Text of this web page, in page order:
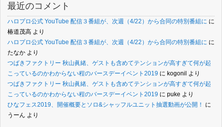
最近のコメント
ハロプロ公式 YouTube 配信３番組が、次週（4/22）から合同の特別番組に に
椿道茂高 より
ハロプロ公式 YouTube 配信３番組が、次週（4/22）から合同の特別番組に に
たなか より
つばきファクトリー 秋山眞緒、ゲストも含めてテンションが高すぎて何が起
こっているのかわからない程のバースデーイベント2019 に kogonil より
つばきファクトリー 秋山眞緒、ゲストも含めてテンションが高すぎて何が起
こっているのかわからない程のバースデーイベント2019 に puke より
ひなフェス2019、開催概要とソロ&シャッフルユニット抽選動画が公開！
に
うーん より